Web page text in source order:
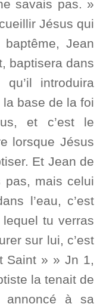
savais pas. »
Jésus qui
baptême, Jean
baptisera dans
qu’il introduira
la base de la foi
et c’est le
lorsque Jésus
Et Jean de
pas, mais celui
l’eau, c’est
tu verras
sur lui, c’est
Saint » » Jn 1,
la tenait de
annoncé à sa